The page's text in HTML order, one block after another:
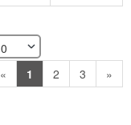
« 1 2 3 »